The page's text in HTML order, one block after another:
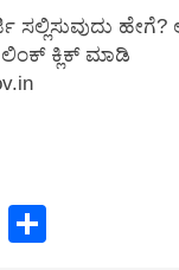
ಸಲ್ಲಿಸುವುದು
ಕ್ಲಿಕ್ ಮಾಡಿ
Copy